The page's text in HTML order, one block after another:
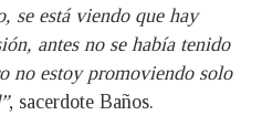
se está viendo que hay
antes no se había tenido
no estoy promoviendo solo
, sacerdote Baños.